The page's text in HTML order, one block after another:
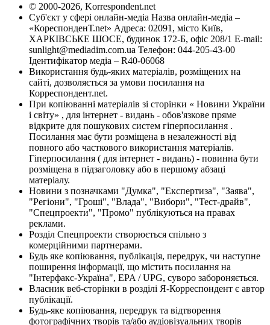
© 2000-2026, Korrespondent.net
Суб'єкт у сфері онлайн-медіа Назва онлайн-медіа –
«КореспонденТ.net» Адреса: 02091, місто Київ,
ХАРКІВСЬКЕ ШОСЕ, будинок 172-Б, офіс 208/1 E-mail:
sunlight@mediadim.com.ua Телефон: 044-205-43-00
Ідентифікатор медіа – R40-06068
Використання будь-яких матеріалів, розміщених на
сайті, дозволяється за умови посилання на
Корреспондент.net.
При копіюванні матеріалів зі сторінки « Новини України
і світу» , для інтернет - видань - обов'язкове пряме
відкрите для пошукових систем гіперпосилання .
Посилання має бути розміщена в незалежності від
повного або часткового використання матеріалів.
Гіперпосилання ( для інтернет - видань) - повинна бути
розміщена в підзаголовку або в першому абзаці
матеріалу.
Новини з позначками "Думка", "Експертиза", "Заява",
"Регіони", "Гроші", "Влада", "Вибори", "Тест-драйв",
"Спецпроекти", "Промо" публікуються на правах
реклами.
Розділ Спецпроекти створюється спільно з
комерційними партнерами.
Будь яке копіювання, публікація, передрук, чи наступне
поширення інформації, що містить посилання на
"Інтерфакс-Україна", EPA / UPG, суворо забороняється.
Власник веб-сторінки в розділі Я-Корреспондент є автор
публікації.
Будь-яке копіювання, передрук та відтворення
фотографічних творів та/або аудіовізуальних творів